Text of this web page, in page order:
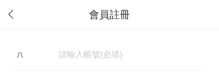
會員註冊